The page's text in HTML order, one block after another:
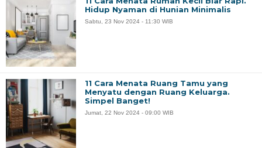
Hidup Nyaman di Hunian Minimalis
Sabtu, 23 Nov 2024 - 11:30 WIB
11 Cara Menata Ruang Tamu yang
Menyatu dengan Ruang Keluarga.
Simpel Banget!
Jumat, 22 Nov 2024 - 09:00 WIB